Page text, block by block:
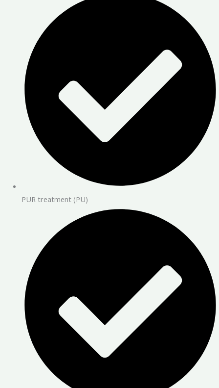
PUR treatment (PU)